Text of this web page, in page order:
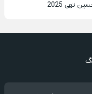
تهی 2025